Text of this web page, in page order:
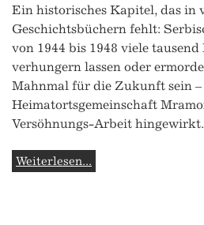
Ein historisches Kapitel, das in
Geschichtsbüchern fehlt:
von 1944 bis 1948 viele
verhungern lassen oder
Mahnmal für die Zukunft sein
Heimatortsgemeinschaft
Versöhnungs-Arbeit hingewirkt.
Weiterlesen...